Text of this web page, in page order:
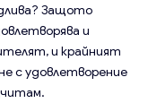
Защото
и
и крайният
с удовлетворение